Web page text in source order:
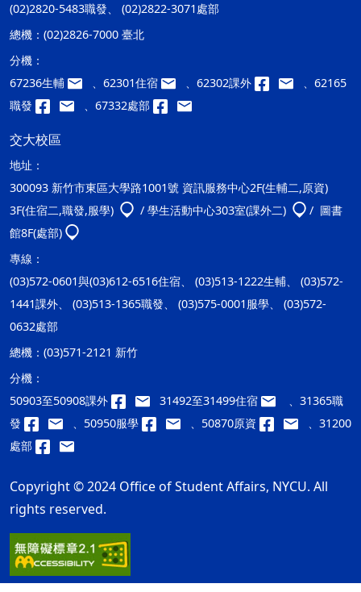
(02)2820-5483職發、 (02)2822-3071處部
總機： (02)2826-7000 臺北
分機：
67236生輔
、62301住宿 、62302課外
、62165
職發
、67332處部
交大校區
地址：
300093 新竹市東區大學路1001號 資訊服務中心2F(生輔二,原資)
3F(住宿二,職發,服學)
/ 學生活動中心303室(課外二)
/ 圖書
館8F(處部)
專線：
(03)572-0601與(03)612-6516住宿、 (03)513-1222生輔、 (03)572-
1441課外、 (03)513-1365職發、 (03)575-0001服學、 (03)572-
0632處部
總機： (03)571-2121 新竹
分機：
50903至50908課外
31492至31499住宿
、31365職
發
、50950服學 、50870原資
、31200
處部
Copyright © 2024 Office of Student Affairs, NYCU. All
rights reserved.